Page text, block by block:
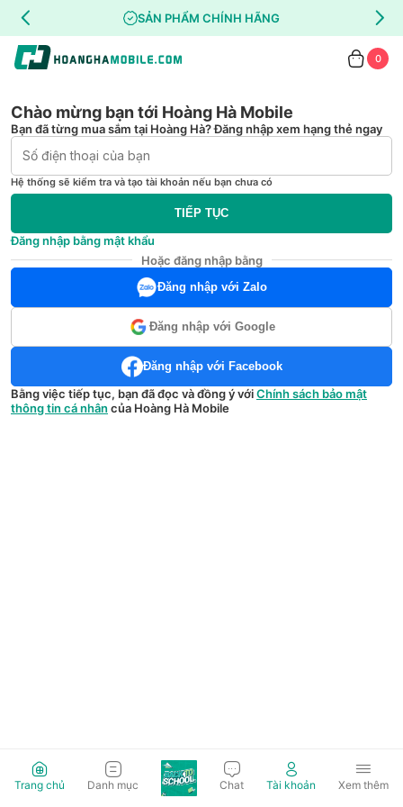
SẢN PHẨM CHÍNH HÃNG
0
Chào mừng bạn tới Hoàng Hà Mobile
Bạn đã từng mua sắm tại Hoàng Hà? Đăng nhập xem hạng thẻ ngay
Hệ thống sẽ kiểm tra và tạo tài khoản nếu bạn chưa có
TIẾP TỤC
Đăng nhập bằng mật khẩu
Hoặc đăng nhập bằng
Đăng nhập với Zalo
Đăng nhập với Google
Đăng nhập với Facebook
Bằng việc tiếp tục, bạn đã đọc và đồng ý vớiChính sách bảo mật
thông tin cá nhân của Hoàng Hà Mobile
Trang chủ Danh mục Chat Tài khoản Xem thêm